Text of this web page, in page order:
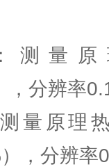
测量原
，分辨率
量原理
，分辨率